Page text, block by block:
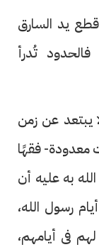
يد السارق
فالحدود تُدرأ
عن زمن
معدودة- فقهًا
به عليه أن
رسول الله،
فى أيامهم،